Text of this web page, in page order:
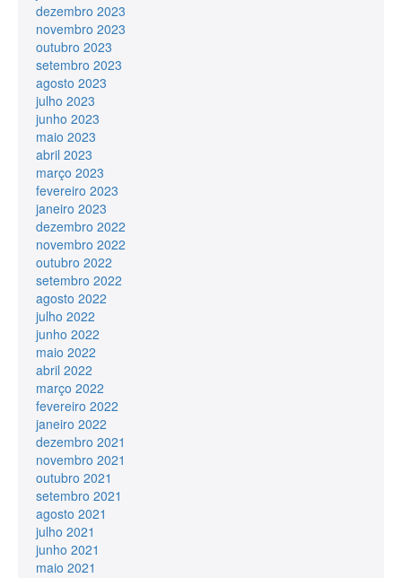
dezembro 2023
novembro 2023
outubro 2023
setembro 2023
agosto 2023
julho 2023
junho 2023
maio 2023
abril 2023
março 2023
fevereiro 2023
janeiro 2023
dezembro 2022
novembro 2022
outubro 2022
setembro 2022
agosto 2022
julho 2022
junho 2022
maio 2022
abril 2022
março 2022
fevereiro 2022
janeiro 2022
dezembro 2021
novembro 2021
outubro 2021
setembro 2021
agosto 2021
julho 2021
junho 2021
maio 2021